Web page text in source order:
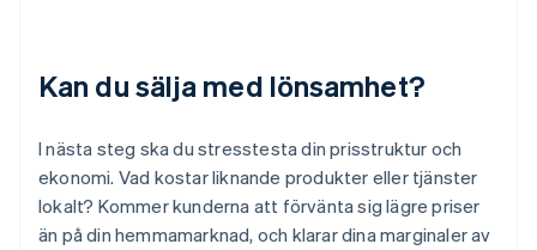
Kan du sälja med lönsamhet?
I nästa steg ska du stresstesta din prisstruktur och
ekonomi. Vad kostar liknande produkter eller tjänster
lokalt? Kommer kunderna att förvänta sig lägre priser
än på din hemmamarknad, och klarar dina marginaler av